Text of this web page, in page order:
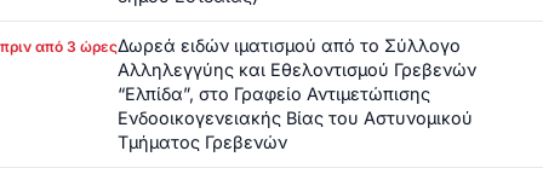
πριν από 3 ώρεςΔωρεά ειδών ιματισμού από το Σύλλογο
Αλληλεγγύης και Εθελοντισμού Γρεβενών
“Ελπίδα”, στο Γραφείο Αντιμετώπισης
Ενδοοικογενειακής Βίας του Αστυνομικού
Τμήματος Γρεβενών